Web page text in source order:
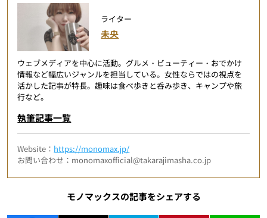
ライター
未央
ウェブメディアを中心に活動。グルメ・ビューティー・おでかけ
情報など幅広いジャンルを担当している。女性ならではの視点を
活かした記事が特長。趣味は食べ歩きと呑み歩き、キャンプや旅
行など。
執筆記事一覧
Website： https://monomax.jp/
お問い合わせ：monomaxofficial@takarajimasha.co.jp
モノマックスの記事をシェアする